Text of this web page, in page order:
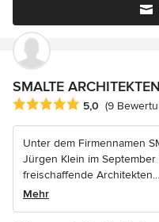
SMALTE ARCHITEKTEN
Durchschnittliche
5,0 (9
Unter dem Firmennamen
Jürgen Klein im
freischaffende Architekten...
Mehr